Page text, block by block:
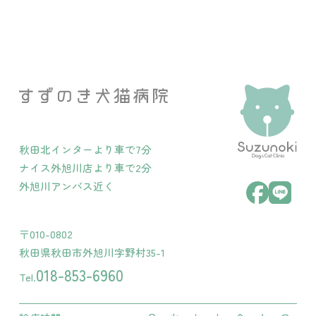
秋田北インターより車で7分
ナイス外旭川店より車で2分
外旭川アンバス近く
〒010-0802
秋田県秋田市外旭川字野村35-1
Tel.018-853-6960